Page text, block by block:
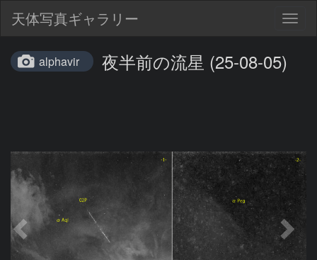
天体写真ギャラリー
alphavir 夜半前の流星 (25-08-05)